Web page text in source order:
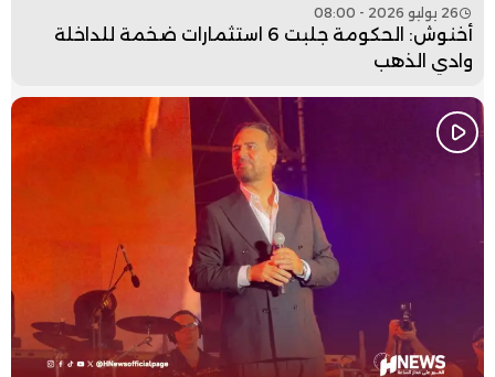
26 يوليو 2026 - 08:00
أخنوش: الحكومة جلبت 6 استثمارات ضخمة للداخلة
وادي الذهب